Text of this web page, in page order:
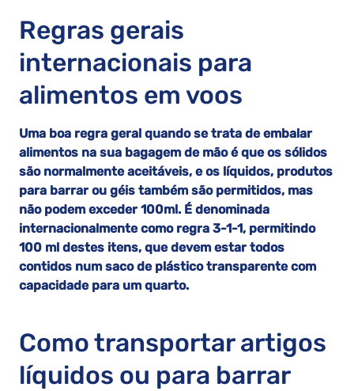
Regras gerais
internacionais para
alimentos em voos
Uma boa regra geral quando se trata de embalar
alimentos na sua bagagem de mão é que os sólidos
são normalmente aceitáveis, e os líquidos, produtos
para barrar ou géis também são permitidos, mas
não podem exceder 100ml. É denominada
internacionalmente como regra 3-1-1, permitindo
100 ml destes itens, que devem estar todos
contidos num saco de plástico transparente com
capacidade para um quarto.
Como transportar artigos
líquidos ou para barrar